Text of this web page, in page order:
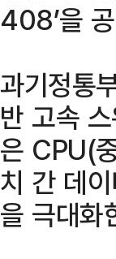
408’을
과기정통
반 고속
은 CPU(
치 간 데
을 극대화